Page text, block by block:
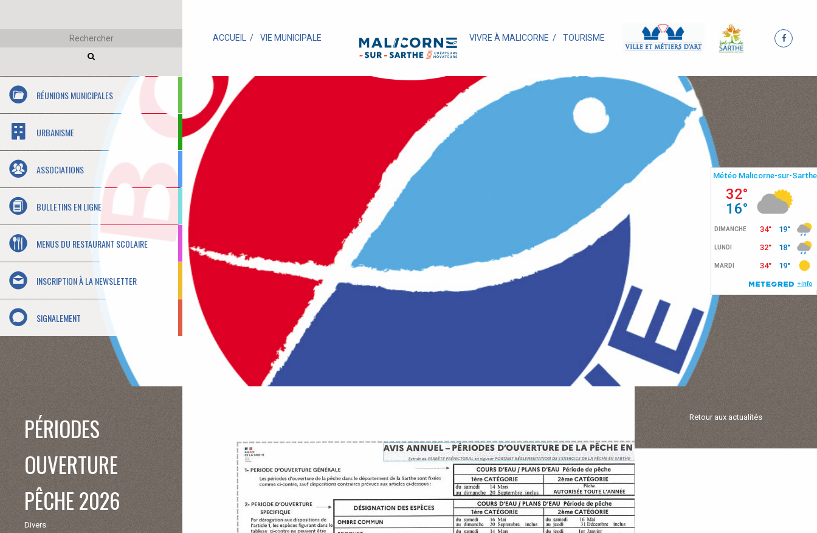
ACCUEIL VIE MUNICIPALE VIVRE À MALICORNE TOURISME
RÉUNIONS MUNICIPALES
URBANISME
ASSOCIATIONS
BULLETINS EN LIGNE
MENUS DU RESTAURANT SCOLAIRE
INSCRIPTION À LA NEWSLETTER
SIGNALEMENT
PÉRIODES
OUVERTURE
PÊCHE 2026
Divers
Retour aux actualités